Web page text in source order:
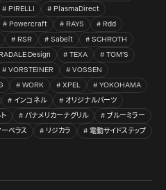
PIRELLI
PlasmaDirect
Powercraft RAYS
Rdd
RSR Sabelt
SCHROTH
Design TEXA
TOM’S
VORSTEINER
VOSSEN
WORK XPEL
YOKOHAMA
インコネル
オリジナルパーツ
パナメリカーナグリル
ブルーミラー
ーベラス リジカラ 電動サイドステップ